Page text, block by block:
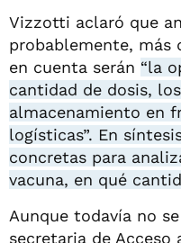
Vizzotti aclaró que
probablemente, más
en cuenta serán “la
cantidad de dosis,
almacenamiento en
logísticas”. En
concretas para
vacuna, en qué
Aunque todavía no
secretaria de